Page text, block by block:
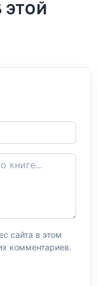
ЭТОЙ
сайта в этом
комментариев.